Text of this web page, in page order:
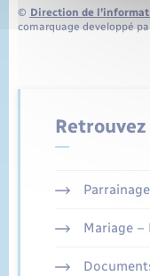
© Direction de
comarquage developpé
Retrouvez
Mariage –